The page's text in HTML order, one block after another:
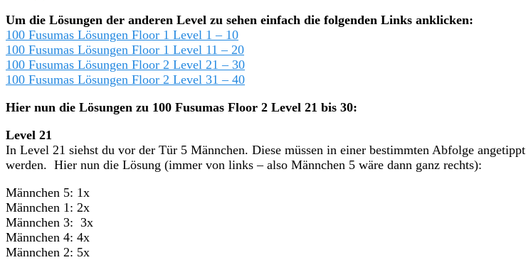
Um die Lösungen der anderen Level zu sehen einfach die folgenden Links anklicken:
100 Fusumas Lösungen Floor 1 Level 1 – 10
100 Fusumas Lösungen Floor 1 Level 11 – 20
100 Fusumas Lösungen Floor 2 Level 21 – 30
100 Fusumas Lösungen Floor 2 Level 31 – 40
Hier nun die Lösungen zu 100 Fusumas Floor 2 Level 21 bis 30:
Level 21
In Level 21 siehst du vor der Tür 5 Männchen. Diese müssen in einer bestimmten Abfolge angetippt
werden. Hier nun die Lösung (immer von links – also Männchen 5 wäre dann ganz rechts):
Männchen 5: 1x
Männchen 1: 2x
Männchen 3: 3x
Männchen 4: 4x
Männchen 2: 5x